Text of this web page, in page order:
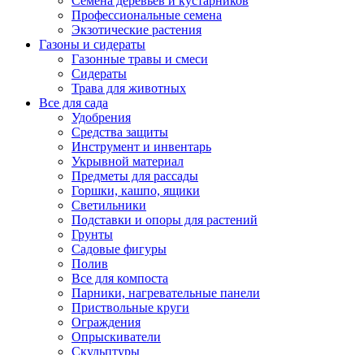
Профессиональные семена
Экзотические растения
Газоны и сидераты
Газонные травы и смеси
Сидераты
Трава для животных
Все для сада
Удобрения
Средства защиты
Инструмент и инвентарь
Укрывной материал
Предметы для рассады
Горшки, кашпо, ящики
Светильники
Подставки и опоры для растений
Грунты
Садовые фигуры
Полив
Все для компоста
Парники, нагревательные панели
Приствольные круги
Ограждения
Опрыскиватели
Скульптуры